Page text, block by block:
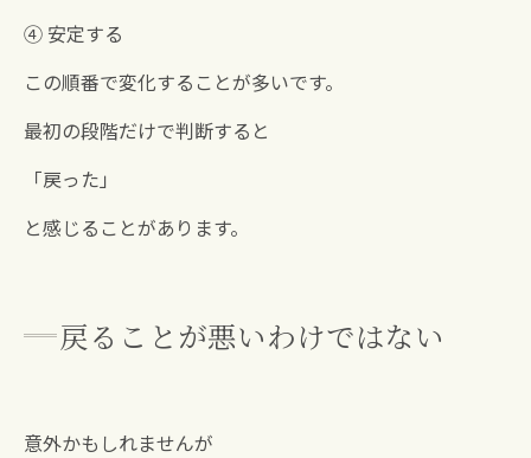
④ 安定する
この順番で変化することが多いです。
最初の段階だけで判断すると
「戻った」
と感じることがあります。
戻ることが悪いわけではない
意外かもしれませんが